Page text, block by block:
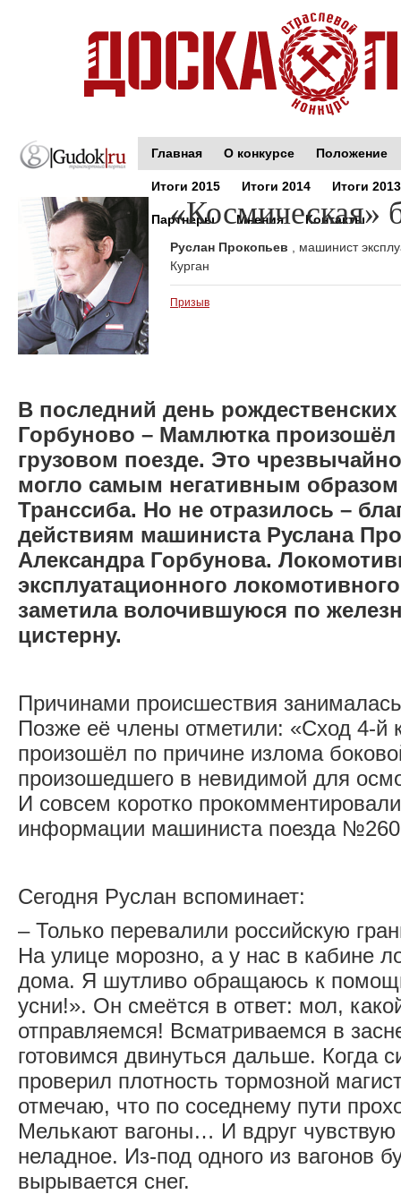
Главная О конкурсе Положение
Итоги 2015 Итоги 2014 Итоги 2013
Партнеры Мнения Контакты
«Космическая»
Руслан Прокопьев
, машинист
Курган
Призыв
В последний день рождественских
Горбуново – Мамлютка
грузовом поезде. Это
могло самым негативным образом
Транссиба. Но не отразилось –
действиям машиниста Руслана
Александра Горбунова.
эксплуатационного
заметила волочившуюся по
цистерну.
Причинами происшествия
Позже её члены отметили: «Сход 4-й
произошёл по причине излома
произошедшего в невидимой для
И совсем коротко
информации машиниста поезда
Сегодня Руслан вспоминает:
– Только перевалили российскую
На улице морозно, а у нас в кабине
дома. Я шутливо обращаюсь к
усни!». Он смеётся в ответ: мол,
отправляемся! Всматриваемся в
готовимся двинуться дальше. Когда
проверил плотность тормозной
отмечаю, что по соседнему пути
Мелькают вагоны… И вдруг чувствую
неладное. Из-под одного из вагонов
вырывается снег.